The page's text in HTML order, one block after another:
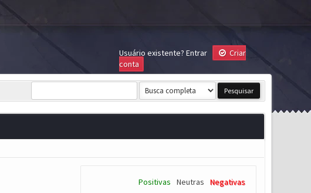
Usuário existente? Entrar
Criar
conta
Positivas Neutras
Negativas